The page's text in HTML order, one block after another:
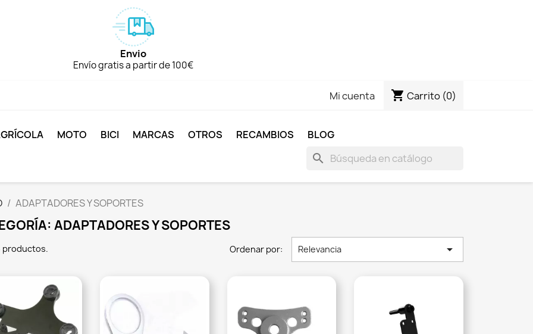
Envio
Envío gratis a partir de 100€
Mi cuenta shopping_cart Carrito (0)
MOTO BICI MARCAS OTROS RECAMBIOS BLOG
search
ADAPTADORES Y SOPORTES
ADAPTADORES Y SOPORTES
productos. Ordenar por: Relevancia 